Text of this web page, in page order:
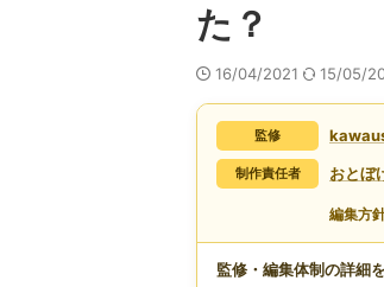
た？
16/04/2021 15/05/
監修
制作責任者 おとぼ
編集方
監修・編集体制の詳細